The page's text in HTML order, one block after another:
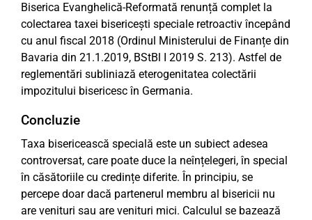
Biserica Evanghelică-Reformată renunță complet la
colectarea taxei bisericești speciale retroactiv începând
cu anul fiscal 2018 (Ordinul Ministerului de Finanțe din
Bavaria din 21.1.2019, BStBl I 2019 S. 213). Astfel de
reglementări subliniază eterogenitatea colectării
impozitului bisericesc în Germania.
Concluzie
Taxa bisericească specială este un subiect adesea
controversat, care poate duce la neînțelegeri, în special
în căsătoriile cu credințe diferite. În principiu, se
percepe doar dacă partenerul membru al bisericii nu
are venituri sau are venituri mici. Calculul se bazează